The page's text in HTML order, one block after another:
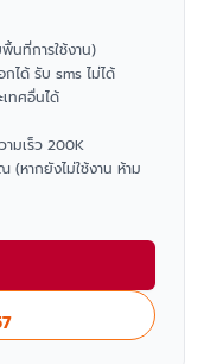
นที่การใช้งาน)
กได้ รับ sms ไม่ได้
เทศอื่นได้
ามเร็ว 200K
หากยังไม่ใช้งาน ห้าม